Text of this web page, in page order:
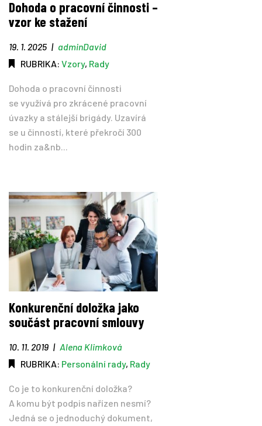
Tipy
Časopis
Soutěže
Dohoda o pracovní činnosti –
vzor ke stažení
19. 1. 2025 | adminDavid
RUBRIKA: Vzory, Rady
Dohoda o pracovní činnosti
se využívá pro zkrácené pracovní
úvazky a stálejší brigády. Uzavírá
se u činností, které překročí 300
hodin za&nb...
Konkurenční doložka jako
součást pracovní smlouvy
10. 11. 2019 | Alena Klimková
RUBRIKA: Personální rady, Rady
Co je to konkurenční doložka?
A komu být podpis nařízen nesmí?
Jedná se o jednoduchý dokument,